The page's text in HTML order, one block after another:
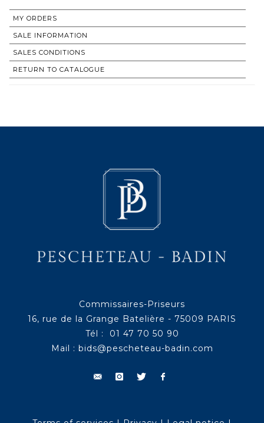
MY ORDERS
SALE INFORMATION
SALES CONDITIONS
RETURN TO CATALOGUE
Commissaires-Priseurs
16, rue de la Grange Batelière - 75009 PARIS
Tél : 01 47 70 50 90
Mail : bids@pescheteau-badin.com